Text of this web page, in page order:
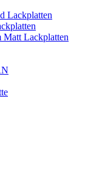
Lackplatten
Matt Lackplatten